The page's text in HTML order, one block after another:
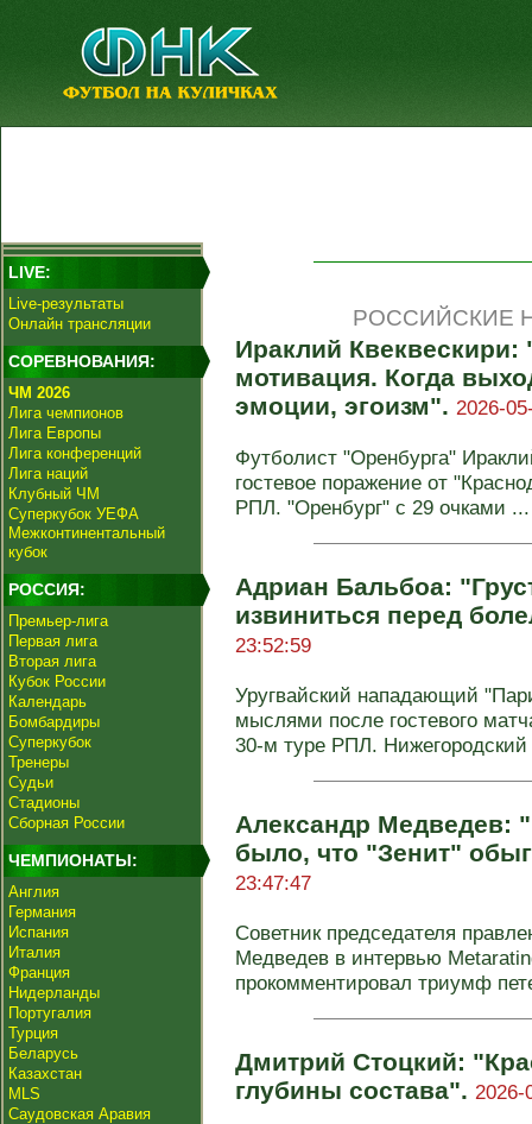
LIVE:
Live-результаты
Онлайн трансляции
СОРЕВНОВАНИЯ:
ЧМ 2026
Лига чемпионов
Лига Европы
Лига конференций
Лига наций
Клубный ЧМ
Суперкубок УЕФА
Межконтинентальный
кубок
РОССИЯ:
Премьер-лига
Первая лига
Вторая лига
Кубок России
Календарь
Бомбардиры
Суперкубок
Тренеры
Судьи
Стадионы
Сборная России
ЧЕМПИОНАТЫ:
Англия
Германия
Испания
Италия
Франция
Нидерланды
Португалия
Турция
Беларусь
Казахстан
MLS
Саудовская Аравия
РОССИЙСКИЕ
Ираклий
мотивация. Когда
эмоции, эгоизм". 2026-
Футболист "Оренбурга"
гостевое поражение от
РПЛ. "Оренбург" с 29 очками ...
Адриан Бальбоа:
извиниться перед
23:52:59
Уругвайский нападающий
мыслями после гостевого
30-м туре РПЛ.
Александр Медведев:
было, что "Зенит"
23:47:47
Советник председателя
Медведев в интервью
прокомментировал триумф
Дмитрий Стоцкий:
глубины состава". 2026-